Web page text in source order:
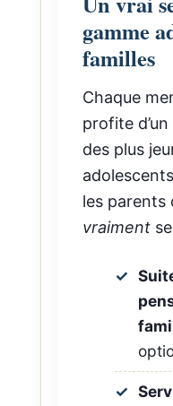
gamme
familles
Chaque
profite
des plus
les parents
vraimentse